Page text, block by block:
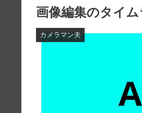
画像編集のタイ
カメラマン夫